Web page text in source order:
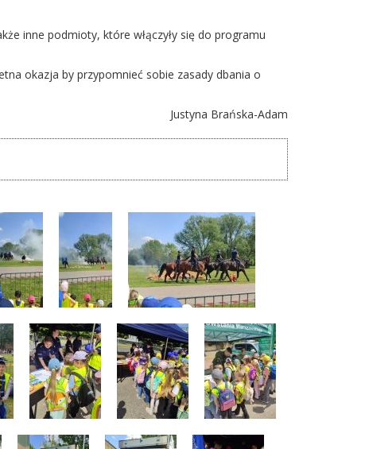
inne podmioty, które włączyły się do programu
okazja by przypomnieć sobie zasady dbania o
Justyna Brańska-Adam